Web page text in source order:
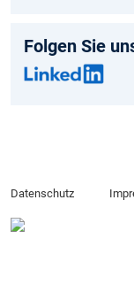
Folgen Sie
Datenschutz